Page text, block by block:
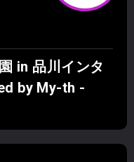
in 品川インタ
by My-th -